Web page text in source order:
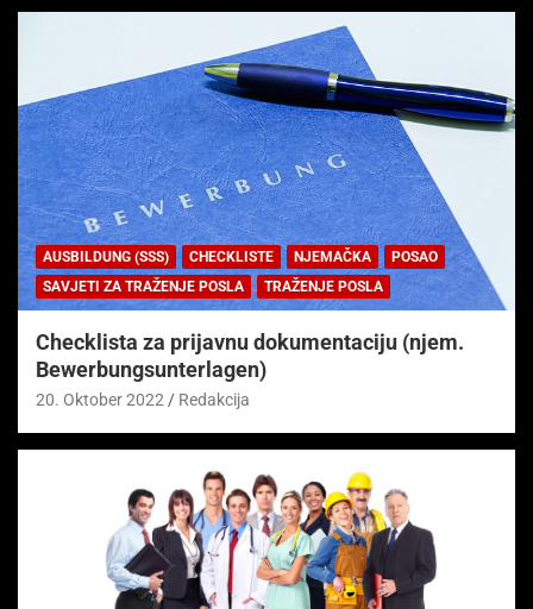
AUSBILDUNG (SSS) CHECKLISTE NJEMAČKA
POSAO
SAVJETI ZA TRAŽENJE POSLA
TRAŽENJE POSLA
Checklista za prijavnu dokumentaciju (njem.
Bewerbungsunterlagen)
20. Oktober 2022 Redakcija